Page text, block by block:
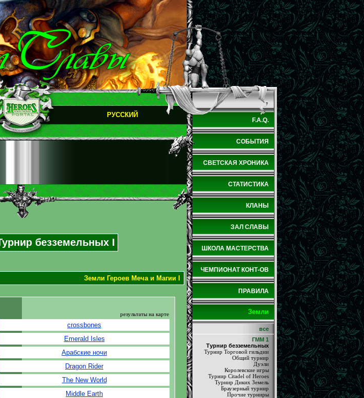
РУССКИЙ
безземельных I
Земли Героев Меча и Магии I
результаты на карте
crossbones
Emerald Isles
Арабские ночи
Dragon Rider
The New World
Middle Earth
F.A.Q.
СОБЫТИЯ
СВЕТСКАЯ ХРОНИКА
СТАТИСТИКА
КЛАНЫ
ЗАЛ СЛАВЫ
ШКОЛА МАСТЕРСТВА
ЧЕМПИОНАТ КОНТ-ОВ
ПРАВИЛА
Земли
все
ГММ 1
Турнир безземельных
Турнир Торговой гильдии
Общий турнир
Дуэли
Королевские игры
Турнир Citadel of Heroes
Турнир Диких Земель
Браузерный турнир
Прочие турниры